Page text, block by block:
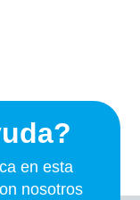
en esta
nosotros